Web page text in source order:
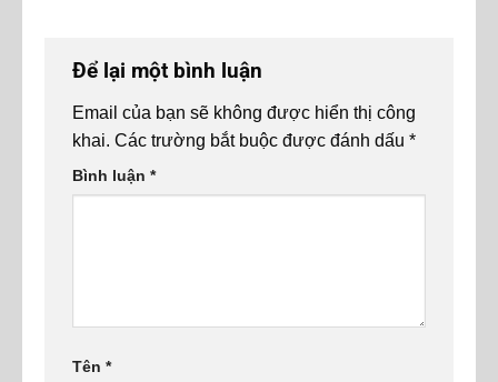
Để lại một bình luận
Email của bạn sẽ không được hiển thị công
khai. Các trường bắt buộc được đánh dấu *
Bình luận *
Tên *